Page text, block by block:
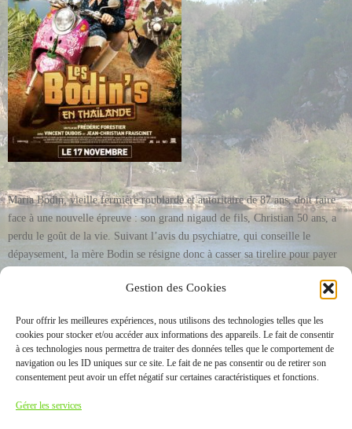
Gestion des Cookies
Pour offrir les meilleures expériences, nous utilisons des technologies telles que les
cookies pour stocker et/ou accéder aux informations des appareils. Le fait de consentir
à ces technologies nous permettra de traiter des données telles que le comportement de
navigation ou les ID uniques sur ce site. Le fait de ne pas consentir ou de retirer son
consentement peut avoir un effet négatif sur certaines caractéristiques et fonctions.
Gérer les services
Maria Bodin, vieille fermière roublarde et autoritaire de 87 ans, doit faire
face à une nouvelle épreuve : son grand nigaud de fils, Christian 50 ans, a
perdu le goût de la vie. Suivant l’avis du psychiatre, qui conseille le
dépaysement, la mère Bodin se résigne donc à casser sa tirelire pour payer
s’envolent, pour la première fois, à plus de dix mille kilomètres de leur
blanc et autres massages exotiques, ils n’ont clairement pas le mode
d’emploi … pas simple de dépayser des paysans ! Les Bodin’s
s’embarquent alors dans un road-movie rocambolesque à travers tout le
pays, avec pour seuls bagages leur audace, leur cœur et leur bon sens
paysan.